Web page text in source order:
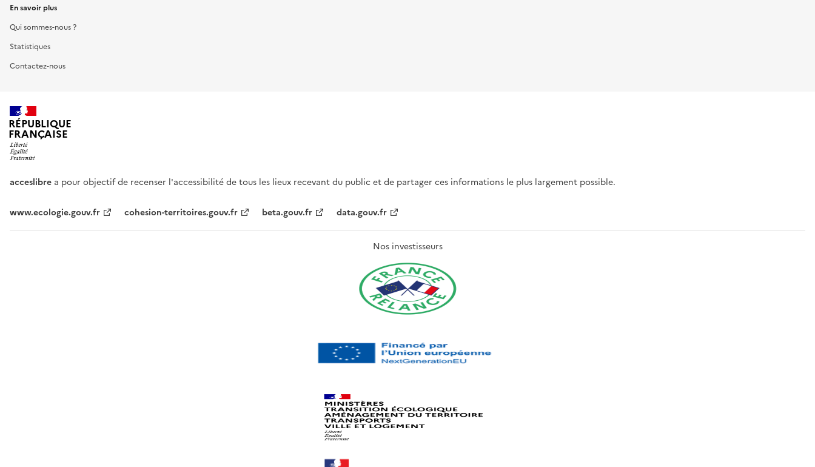
En savoir plus
Qui sommes-nous ?
Statistiques
Contactez-nous
RÉPUBLIQUE
FRANÇAISE
acceslibre a pour objectif de recenser l'accessibilité de tous les lieux recevant du public et de partager ces informations le plus largement possible.
www.ecologie.gouv.fr cohesion-territoires.gouv.fr beta.gouv.fr data.gouv.fr
Nos investisseurs